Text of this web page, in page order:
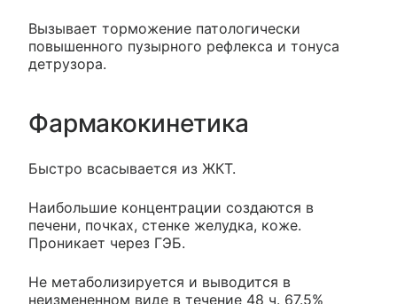
Вызывает торможение патологически
повышенного пузырного рефлекса и тонуса
детрузора.
Фармакокинетика
Быстро всасывается из ЖКТ.
Наибольшие концентрации создаются в
печени, почках, стенке желудка, коже.
Проникает через ГЭБ.
Не метаболизируется и выводится в
неизмененном виде в течение 48 ч. 67.5%